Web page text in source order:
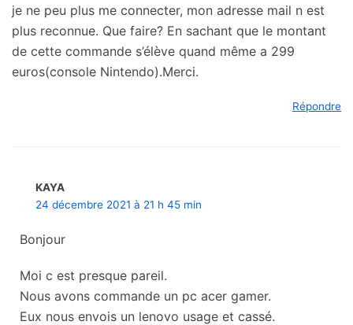
je ne peu plus me connecter, mon adresse mail n est
plus reconnue. Que faire? En sachant que le montant
de cette commande s’élève quand même a 299
euros(console Nintendo).Merci.
Répondre
KAYA
24 décembre 2021 à 21 h 45 min
Bonjour
Moi c est presque pareil.
Nous avons commande un pc acer gamer.
Eux nous envois un lenovo usage et cassé.